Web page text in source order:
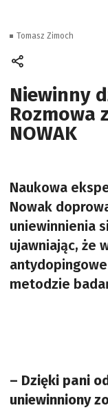
Niewinny
Rozmowa
NOWAK
Naukowa
Nowak
uniewinnienia
ujawniając, że
metodzie
– Dzięki pani
uniewinniony
Tomasz Zimoch